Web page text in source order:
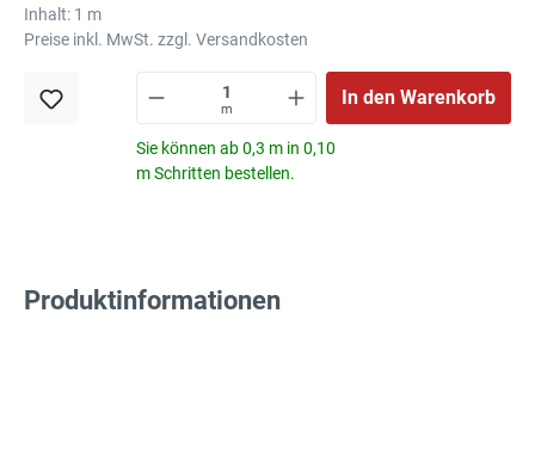
Inhalt: 1 m
Preise inkl. MwSt. zzgl. Versandkosten
m
In den Warenkorb
Sie können ab 0,3 m in 0,10
m Schritten bestellen.
Produktinformationen